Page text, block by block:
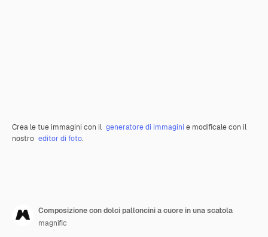
Crea le tue immagini con il generatore di immagini e modificale con il
nostro editor di foto.
Composizione con dolci palloncini a cuore in una scatola
magnific